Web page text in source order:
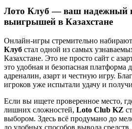
Лото Клуб — ваш надежный
выигрышей в Казахстане
Онлайн-игры стремительно
Клуб стал одной из самых
Казахстане. Это не просто сайт с
это удобная и безопасная платформа
адреналин, азарт и честную игру.
игроков уже испытали удачу и
Если вы ищете проверенное место,
лишних сложностей, Loto Club KZ
выбором. Здесь всё продумано до
до удобных способов вывода средств.